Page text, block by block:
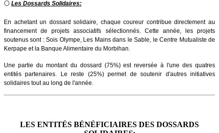
⚪️ Les Dossards Solidaires:
En achetant un dossard solidaire, chaque coureur contribue directement au
financement de projets associatifs sélectionnés. Cette année, les projets
soutenus sont : Sois Olympe, Les Mains dans le Sable, le Centre Mutualiste de
Kerpape et la Banque Alimentaire du Morbihan.
Une partie du montant du dossard (75%) est reversée à l'une des quatres
entités partenaires. Le reste (25%) permet de soutenir d'autres initiatives
solidaires tout au long de l'année.
LES ENTITÉS BÉNÉFICIAIRES DES DOSSARDS